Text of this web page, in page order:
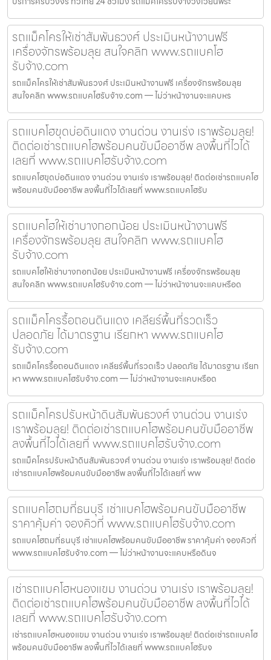
รถแม็คโครให้เช่าสัมพันธวงศ์ ประเมินหน้างานฟรี
เครื่องจักรพร้อมลุย สนใจคลิก www.รถแบคโฮ
รับจ้าง.com
รถแม็คโครให้เช่าสัมพันธวงศ์ ประเมินหน้างานฟรี เครื่องจักรพร้อมลุย
สนใจคลิก www.รถแบคโฮรับจ้าง.com — ไม่ว่าหน้างานจะแคบหร
รถแบคโฮขุดบ่อดินแดง งานด่วน งานเร่ง เราพร้อมลุย!
ติดต่อเช่ารถแบคโฮพร้อมคนขับมืออาชีพ ลงพื้นที่ไวได้
เลยที่ www.รถแบคโฮรับจ้าง.com
รถแบคโฮขุดบ่อดินแดง งานด่วน งานเร่ง เราพร้อมลุย! ติดต่อเช่ารถแบคโฮ
พร้อมคนขับมืออาชีพ ลงพื้นที่ไวได้เลยที่ www.รถแบคโฮรับ
รถแบคโฮให้เช่าบางกอกน้อย ประเมินหน้างานฟรี
เครื่องจักรพร้อมลุย สนใจคลิก www.รถแบคโฮ
รับจ้าง.com
รถแบคโฮให้เช่าบางกอกน้อย ประเมินหน้างานฟรี เครื่องจักรพร้อมลุย
สนใจคลิก www.รถแบคโฮรับจ้าง.com — ไม่ว่าหน้างานจะแคบหรือด
รถแม็คโครรื้อถอนดินแดง เคลียร์พื้นที่รวดเร็ว
ปลอดภัย ได้มาตรฐาน เรียกหา www.รถแบคโฮ
รับจ้าง.com
รถแม็คโครรื้อถอนดินแดง เคลียร์พื้นที่รวดเร็ว ปลอดภัย ได้มาตรฐาน เรียก
หา www.รถแบคโฮรับจ้าง.com — ไม่ว่าหน้างานจะแคบหรือด
รถแม็คโครปรับหน้าดินสัมพันธวงศ์ งานด่วน งานเร่ง
เราพร้อมลุย! ติดต่อเช่ารถแบคโฮพร้อมคนขับมืออาชีพ
ลงพื้นที่ไวได้เลยที่ www.รถแบคโฮรับจ้าง.com
รถแม็คโครปรับหน้าดินสัมพันธวงศ์ งานด่วน งานเร่ง เราพร้อมลุย! ติดต่อ
เช่ารถแบคโฮพร้อมคนขับมืออาชีพ ลงพื้นที่ไวได้เลยที่ ww
รถแบคโฮถมที่ธนบุรี เช่าแบคโฮพร้อมคนขับมืออาชีพ
ราคาคุ้มค่า จองคิวที่ www.รถแบคโฮรับจ้าง.com
รถแบคโฮถมที่ธนบุรี เช่าแบคโฮพร้อมคนขับมืออาชีพ ราคาคุ้มค่า จองคิวที่
www.รถแบคโฮรับจ้าง.com — ไม่ว่าหน้างานจะแคบหรือดินจ
เช่ารถแบคโฮหนองแขม งานด่วน งานเร่ง เราพร้อมลุย!
ติดต่อเช่ารถแบคโฮพร้อมคนขับมืออาชีพ ลงพื้นที่ไวได้
เลยที่ www.รถแบคโฮรับจ้าง.com
เช่ารถแบคโฮหนองแขม งานด่วน งานเร่ง เราพร้อมลุย! ติดต่อเช่ารถแบคโฮ
พร้อมคนขับมืออาชีพ ลงพื้นที่ไวได้เลยที่ www.รถแบคโฮรับจ